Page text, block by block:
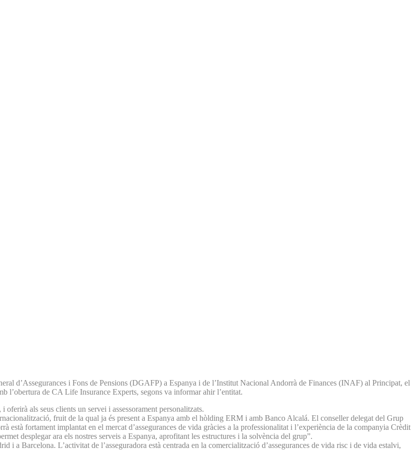
d’Assegurances i Fons de Pensions (DGAFP) a Espanya i de l’Institut Nacional Andorrà de Finances (INAF) al Principat, el
l’obertura de CA Life Insurance Experts, segons va informar ahir l’entitat.
als seus clients un servei i assessorament personalitzats.
fruit de la qual ja és present a Espanya amb el hòlding ERM i amb Banco Alcalá. El conseller delegat del Grup
fortament implantat en el mercat d’assegurances de vida gràcies a la professionalitat i l’experiència de la companyia Crèdit
desplegar ara els nostres serveis a Espanya, aprofitant les estructures i la solvència del grup”.
i a Barcelona. L’activitat de l’asseguradora està centrada en la comercialització d’assegurances de vida risc i de vida estalvi,